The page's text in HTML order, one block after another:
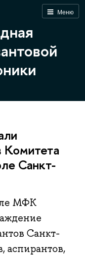
Меню
Комитета
Санкт-
МФК
Санкт-
аспирантов,